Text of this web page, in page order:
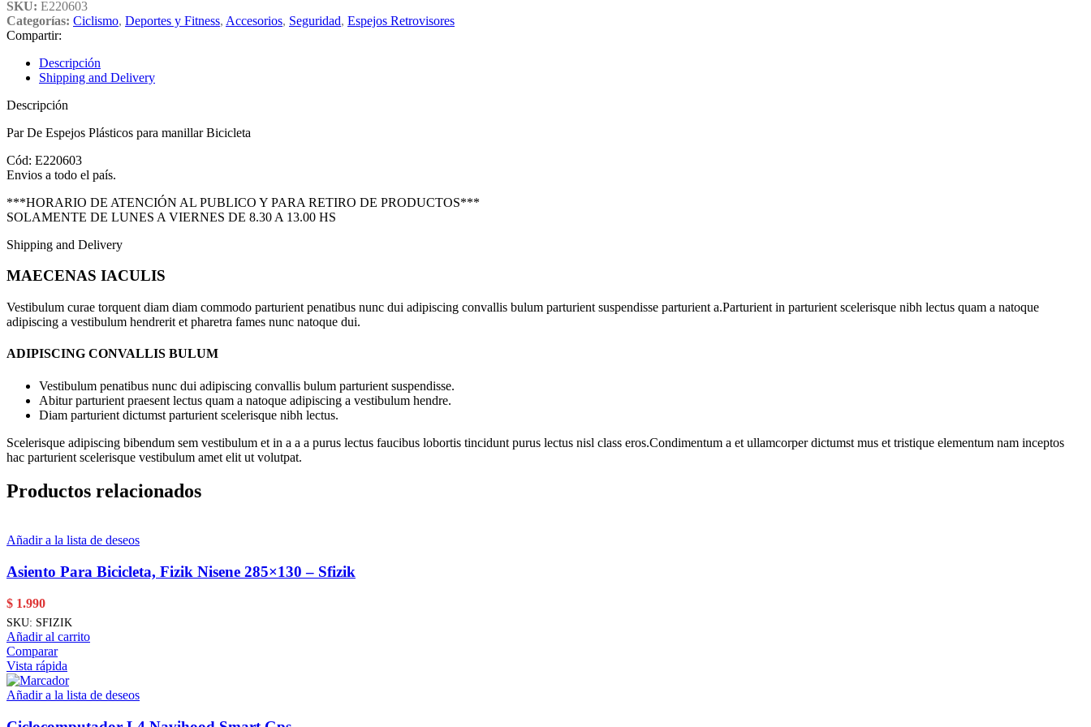
SKU: E220603
Categorías: Ciclismo, Deportes y Fitness, Accesorios, Seguridad, Espejos Retrovisores
Compartir:
Descripción
Shipping and Delivery
Descripción
Par De Espejos Plásticos para manillar Bicicleta
Cód: E220603
Envios a todo el país.
***HORARIO DE ATENCIÓN AL PUBLICO Y PARA RETIRO DE PRODUCTOS***
SOLAMENTE DE LUNES A VIERNES DE 8.30 A 13.00 HS
Shipping and Delivery
MAECENAS IACULIS
Vestibulum curae torquent diam diam commodo parturient penatibus nunc dui adipiscing convallis bulum parturient suspendisse parturient a.Parturient in parturient scelerisque nibh lectus quam a natoque
adipiscing a vestibulum hendrerit et pharetra fames nunc natoque dui.
ADIPISCING CONVALLIS BULUM
Vestibulum penatibus nunc dui adipiscing convallis bulum parturient suspendisse.
Abitur parturient praesent lectus quam a natoque adipiscing a vestibulum hendre.
Diam parturient dictumst parturient scelerisque nibh lectus.
Scelerisque adipiscing bibendum sem vestibulum et in a a a purus lectus faucibus lobortis tincidunt purus lectus nisl class eros.Condimentum a et ullamcorper dictumst mus et tristique elementum nam inceptos
hac parturient scelerisque vestibulum amet elit ut volutpat.
Productos relacionados
Añadir a la lista de deseos
Asiento Para Bicicleta, Fizik Nisene 285×130 – Sfizik
$ 1.990
SKU: SFIZIK
Añadir al carrito
Comparar
Vista rápida
Añadir a la lista de deseos